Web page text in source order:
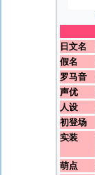
日文名
假名
罗马音
声优
人设
初登场
实装
萌点